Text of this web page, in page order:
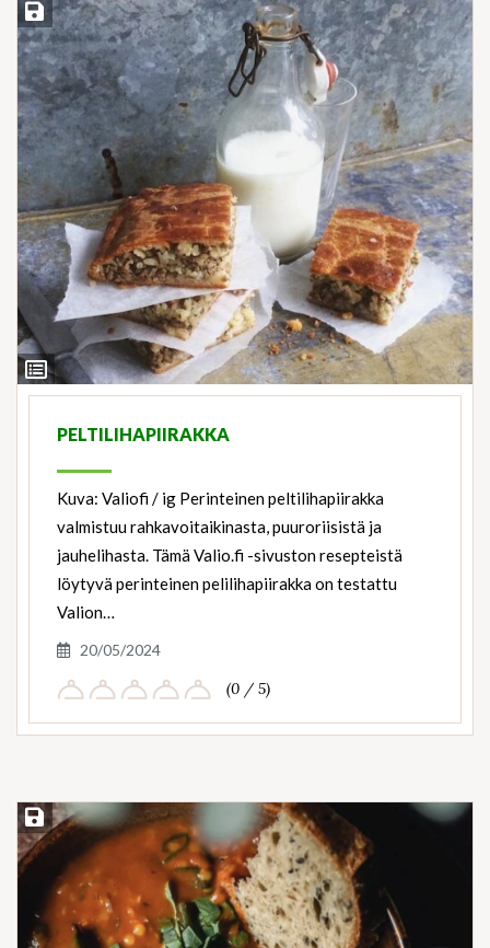
View
Ingredients
Save Recipe
PELTILIHAPIIRAKKA
Kuva: Valiofi / ig Perinteinen peltilihapiirakka
valmistuu rahkavoitaikinasta, puuroriisistä ja
jauhelihasta. Tämä Valio.fi -sivuston resepteistä
löytyvä perinteinen pelilihapiirakka on testattu
Valion…
20/05/2024
(0 / 5)
Save Recipe